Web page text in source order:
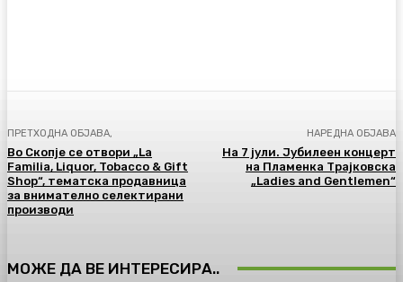
ПРЕТХОДНА ОБЈАВА,
Во Скопје се отвори „La
Familiа, Liquor, Tobacco & Gift
Shop“, тематска продавница
за внимателно селектирани
производи
НАРЕДНА ОБЈАВА
На 7 јули. Jубилеен концерт
на Пламенка Трајковска
„Ladies and Gentlemen“
МОЖЕ ДА ВЕ ИНТЕРЕСИРА..